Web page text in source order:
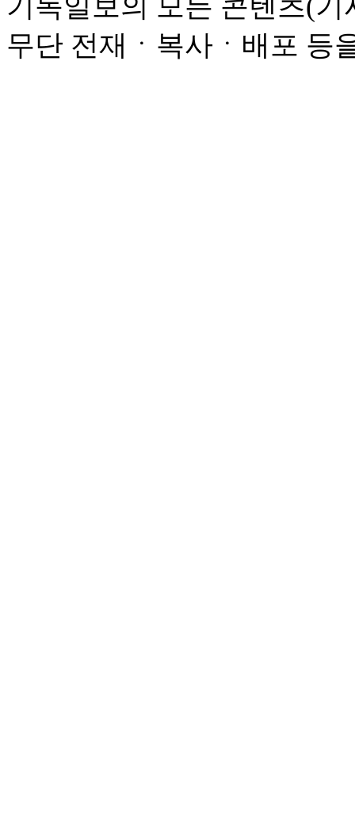
기독일보의 모든 콘텐츠(
무단 전재ㆍ복사ㆍ배포 등